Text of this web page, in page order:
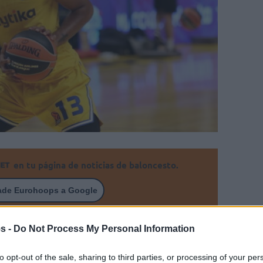
- Do Not Process My Personal Information
opt-out of the sale, sharing to third parties, or processing of your
en tu página de noticias de baloncesto.
Eurohoops a Google
jugadores de perímetro más importantes